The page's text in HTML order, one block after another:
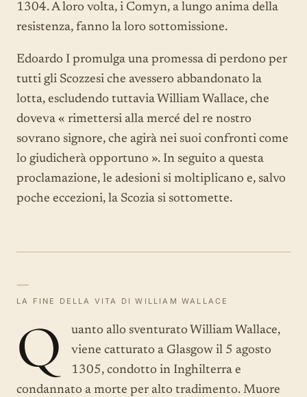
1304. A loro volta, i Comyn, a lungo anima della
resistenza, fanno la loro sottomissione.
Edoardo I promulga una promessa di perdono per
tutti gli Scozzesi che avessero abbandonato la
lotta, escludendo tuttavia William Wallace, che
doveva « rimettersi alla mercé del re nostro
sovrano signore, che agirà nei suoi confronti come
lo giudicherà opportuno ». In seguito a questa
proclamazione, le adesioni si moltiplicano e, salvo
poche eccezioni, la Scozia si sottomette.
—
LA FINE DELLA VITA DI WILLIAM WALLACE
Q
uanto allo sventurato William Wallace,
viene catturato a Glasgow il 5 agosto
1305, condotto in Inghilterra e
condannato a morte per alto tradimento. Muore